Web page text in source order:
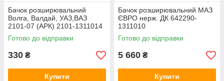
Бачок розширювальний
Волга, Валдай, УАЗ,ВАЗ
2101-07 (АРК) 2101-1311014
Готово до відправки
330 ₴
Купити
Бачок розширювальний МАЗ
ЄВРО нерж. ДК 642290-
1311010
Готово до відправки
5 660 ₴
Купити